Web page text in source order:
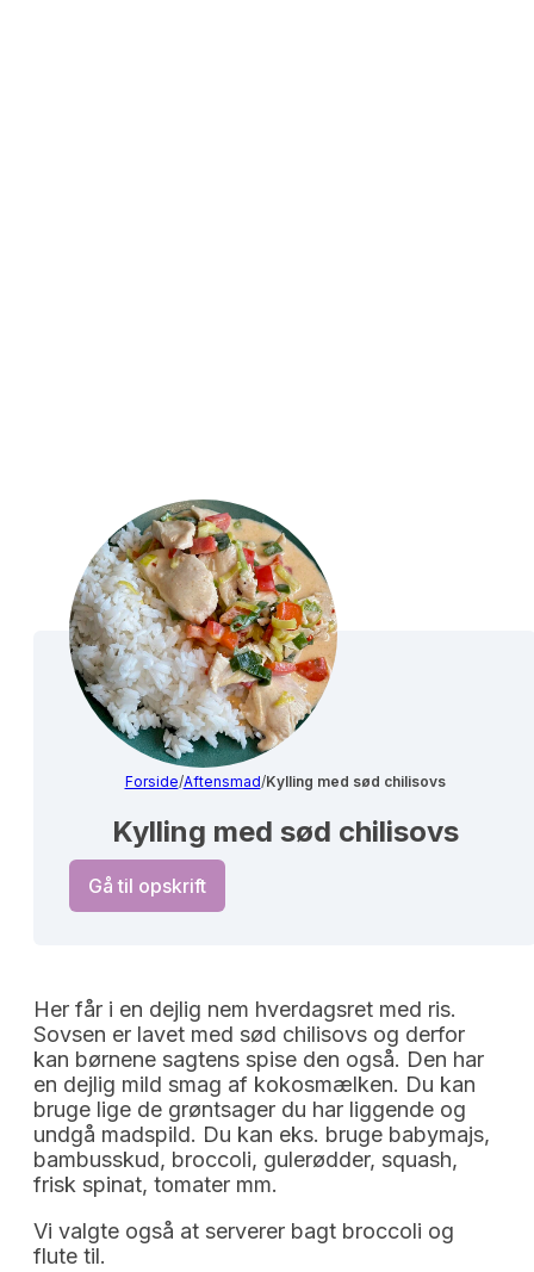
Forside/Aftensmad/Kylling med sød chilisovs
Kylling med sød chilisovs
Gå til opskrift
Her får i en dejlig nem hverdagsret med ris.
Sovsen er lavet med sød chilisovs og derfor
kan børnene sagtens spise den også. Den har
en dejlig mild smag af kokosmælken. Du kan
bruge lige de grøntsager du har liggende og
undgå madspild. Du kan eks. bruge babymajs,
bambusskud, broccoli, gulerødder, squash,
frisk spinat, tomater mm.
Vi valgte også at serverer bagt broccoli og
flute til.